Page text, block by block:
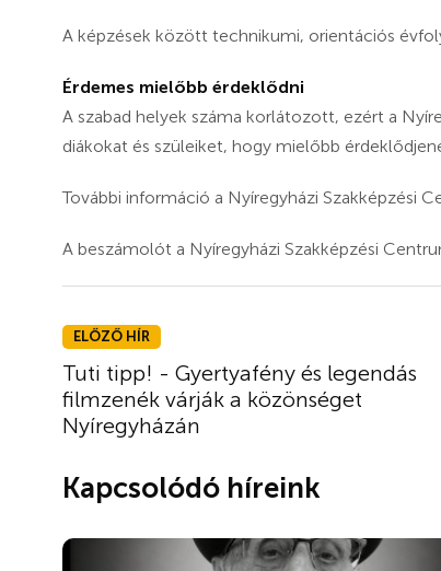
A képzések között technikumi, orientációs
Érdemes mielőbb érdeklődni
A szabad helyek száma korlátozott, ezért a
diákokat és szüleiket, hogy mielőbb
További információ a Nyíregyházi Szakképzési
A beszámolót a Nyíregyházi Szakképzési
ELŐZŐ HÍR
Tuti tipp! - Gyertyafény és legendás
filmzenék várják a közönséget
Nyíregyházán
Kapcsolódó híreink